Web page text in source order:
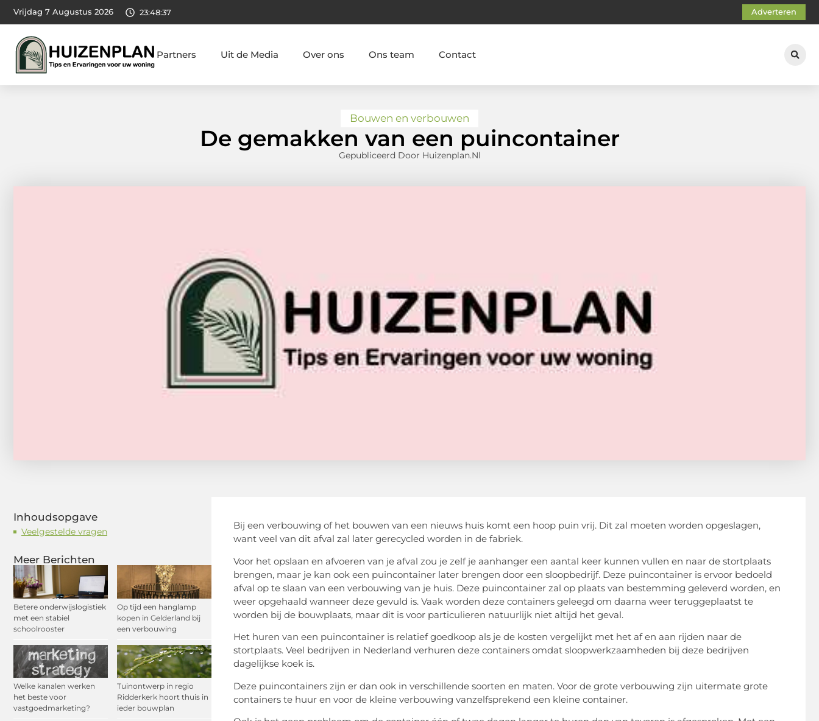
Vrijdag 7 Augustus 2026 23:48:38 Adverteren
Partners Uit de Media Over ons Ons team Contact
Bouwen en verbouwen
De gemakken van een puincontainer
Gepubliceerd Door Huizenplan.nl
Inhoudsopgave
Veelgestelde vragen
Meer Berichten
Betere onderwijslogistiek
met een stabiel
schoolrooster
Op tijd een hanglamp
kopen in Gelderland bij
een verbouwing
Welke kanalen werken
het beste voor
vastgoedmarketing?
Tuinontwerp in regio
Ridderkerk hoort thuis in
ieder bouwplan
Bij een verbouwing of het bouwen van een nieuws huis komt een hoop puin vrij. Dit zal moeten worden opgeslagen,
want veel van dit afval zal later gerecycled worden in de fabriek.
Voor het opslaan en afvoeren van je afval zou je zelf je aanhanger een aantal keer kunnen vullen en naar de stortplaats
brengen, maar je kan ook een puincontainer later brengen door een sloopbedrijf. Deze puincontainer is ervoor bedoeld
afval op te slaan van een verbouwing van je huis. Deze puincontainer zal op plaats van bestemming geleverd worden, en
weer opgehaald wanneer deze gevuld is. Vaak worden deze containers geleegd om daarna weer teruggeplaatst te
worden bij de bouwplaats, maar dit is voor particulieren natuurlijk niet altijd het geval.
Het huren van een puincontainer is relatief goedkoop als je de kosten vergelijkt met het af en aan rijden naar de
stortplaats. Veel bedrijven in Nederland verhuren deze containers omdat sloopwerkzaamheden bij deze bedrijven
dagelijkse koek is.
Deze puincontainers zijn er dan ook in verschillende soorten en maten. Voor de grote verbouwing zijn uitermate grote
containers te huur en voor de kleine verbouwing vanzelfsprekend een kleine container.